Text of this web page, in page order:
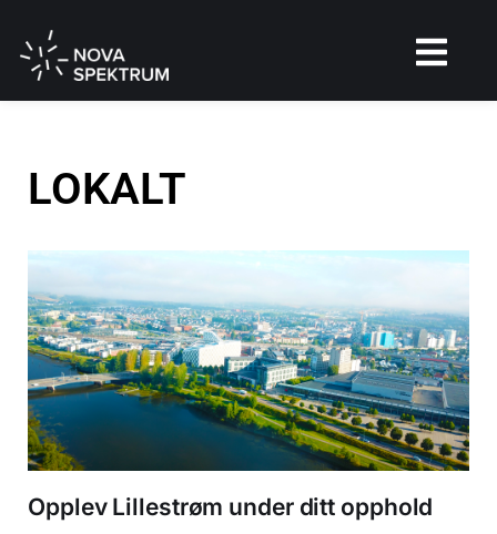
LOKALT
Opplev Lillestrøm under ditt opphold